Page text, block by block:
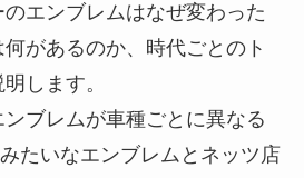
エンブレムはなぜ変わった
があるのか、時代ごとのト
します。
ブレムが車種ごとに異なる
たいなエンブレムとネッツ店